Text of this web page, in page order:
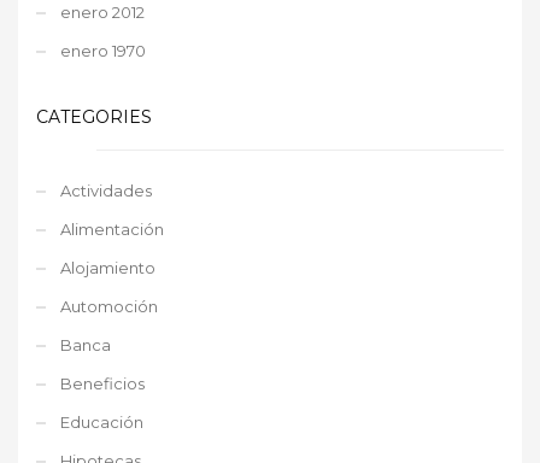
enero 2012
enero 1970
CATEGORIES
Actividades
Alimentación
Alojamiento
Automoción
Banca
Beneficios
Educación